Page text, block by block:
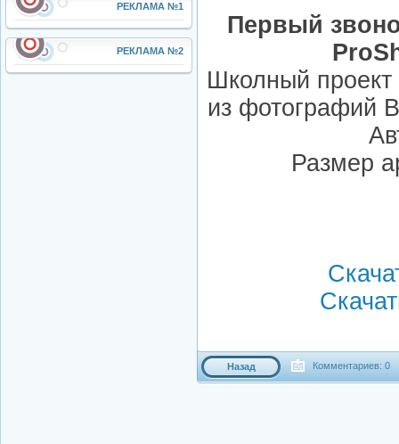
РЕКЛАМА №1
РЕКЛАМА №2
Первый
Школный
из фотографий
Размер
Назад Комментариев: 0